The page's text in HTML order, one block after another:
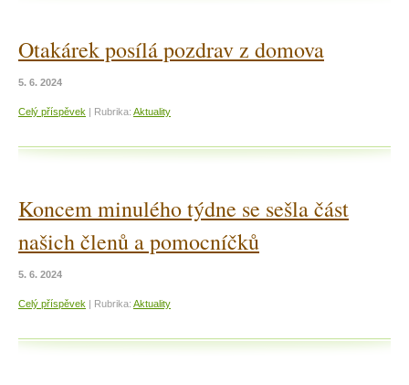
Otakárek posílá pozdrav z domova
5. 6. 2024
Celý příspěvek | Rubrika: Aktuality
Koncem minulého týdne se sešla část
našich členů a pomocníčků
5. 6. 2024
Celý příspěvek | Rubrika: Aktuality